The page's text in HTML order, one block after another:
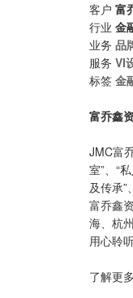
客户 富
行业 金
业务 品
服务 VI
标签 金
富乔鑫
JMC富
室”、“
及传承”
富乔鑫
海、杭
用心聆
了解更